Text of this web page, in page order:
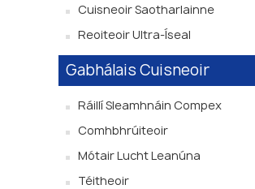
Cuisneoir Saotharlainne
Reoiteoir Ultra-Íseal
Gabhálais Cuisneoir
Ráillí Sleamhnáin Compex
Comhbhrúiteoir
Mótair Lucht Leanúna
Téitheoir